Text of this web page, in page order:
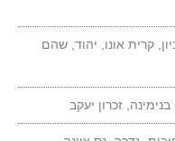
אימונים אישיים כמתנת
חבילת אימונים כמתנת
קרית אונו, יהוד, שהם
זכרון יעקב